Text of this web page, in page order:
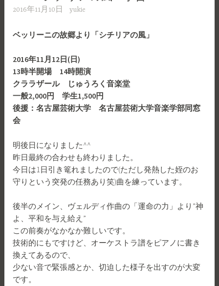
2016年11月10日 yukie
ベッリーニの故郷より「シチリアの風」
2016年11月12日(日)
13時半開場 14時開演
クララザール じゅうろく音楽堂
一般2,000円 学生1,500円
後援：名古屋芸術大学 名古屋芸術大学音楽学部同窓
会
明後日になりました^^
昨日最終の合わせも終わりました。
今日は1日引き篭れましたので(ただし発熱した姪のお
守りという突発の任務あり笑)曲を練っています。
後半のメイン、ヴェルディ作曲の「運命の力」より”神
よ、平和を与え給え”
この前奏がなかなか難しいです。
技術的にもですけど、オーケストラ譜をピアノに書き
換えてあるので、
少ない音で緊張感とか、切迫した様子を出すのが大変
です。